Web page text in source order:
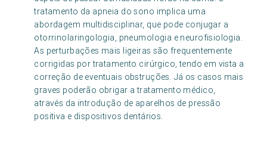
tratamento da apneia do sono implica uma
abordagem multidisciplinar, que pode conjugar a
otorrinolaringologia, pneumologia e neurofisiologia.
As perturbações mais ligeiras são frequentemente
corrigidas por tratamento cirúrgico, tendo em vista a
correção de eventuais obstruções. Já os casos mais
graves poderão obrigar a tratamento médico,
através da introdução de aparelhos de pressão
positiva e dispositivos dentários.